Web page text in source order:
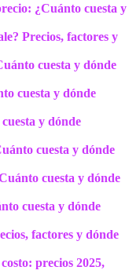
¿Cuánto cuesta y
Precios, factores y
cuesta y dónde
cuesta y dónde
y dónde
cuesta y dónde
cuesta y dónde
cuesta y dónde
factores y dónde
precios 2025,